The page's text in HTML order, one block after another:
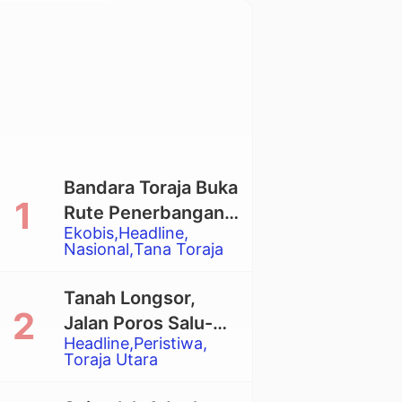
Ekobis Headline
Nasional Tana Toraja
Bandara Toraja Buka
Rute Penerbangan
Langsung Toraja-
Balikpapan
Headline Peristiwa
Toraja Utara
Tanah Longsor,
Jalan Poros Salu-
Dende’ Tertutup
Total